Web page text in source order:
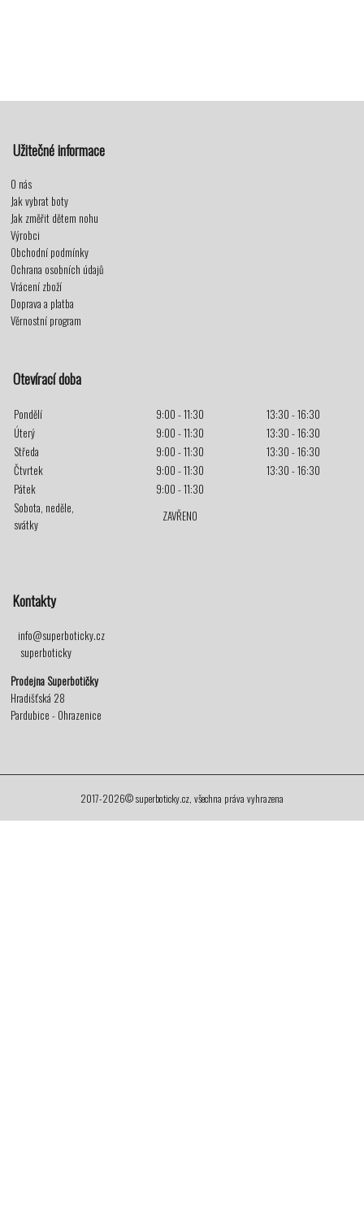
Užitečné informace
O nás
Jak vybrat boty
Jak změřit dětem nohu
Výrobci
Obchodní podmínky
Ochrana osobních údajů
Vrácení zboží
Doprava a platba
Věrnostní program
Otevírací doba
Pondělí 9:00 - 11:30
13:30 - 16:30
Úterý
9:00 - 11:30
13:30 - 16:30
Středa
9:00 - 11:30
13:30 - 16:30
Čtvrtek
9:00 - 11:30
13:30 - 16:30
Pátek
9:00 - 11:30
Sobota, neděle,
svátky
ZAVŘENO
Kontakty
info@superboticky.cz
superboticky
Prodejna Superbotičky
Hradišťská 28
Pardubice - Ohrazenice
2017-2026© superboticky.cz, všechna práva vyhrazena